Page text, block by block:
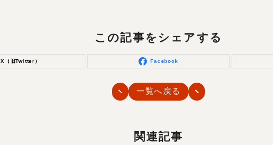
この記事をシェアする
X（旧Twitter） Facebook
一覧へ戻る
関連記事